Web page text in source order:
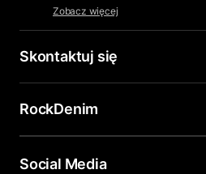
Zobacz więcej
Skontaktuj się
RockDenim
Social Media